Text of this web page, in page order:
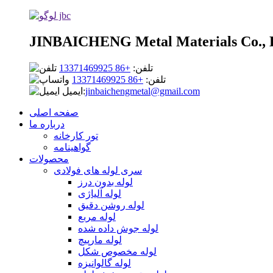
JINBAICHENG Metal Materials Co.,
تلفن: +86 13371469925
تلفن: +86 13371469925
ایمیل:jinbaichengmetal@gmail.com
صفحه اصلی
درباره ما
تور کارخانه
گواهینامه
محصولات
سری لوله های فولادی
لوله بدون درز
لوله آلیاژی
لوله روشن دقیق
لوله مربع
لوله جوش داده شده
لوله مارپیچ
لوله مخصوص شکل
لوله گالوانیزه